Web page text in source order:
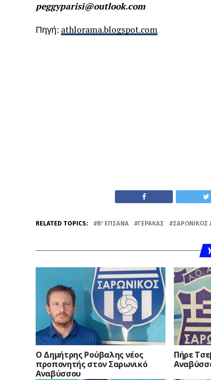
peggyparisi@outlook.com
Πηγή: athlorama.blogspot.com
RELATED TOPICS: Β' ΕΠΣΑΝΑ ΓΈΡΑΚΑΣ ΣΑΡΩΝΙΚΌΣ
Ο Δημήτρης Ρούβαλης νέος
προπονητής στον Σαρωνικό
Αναβύσσου
Πήρε